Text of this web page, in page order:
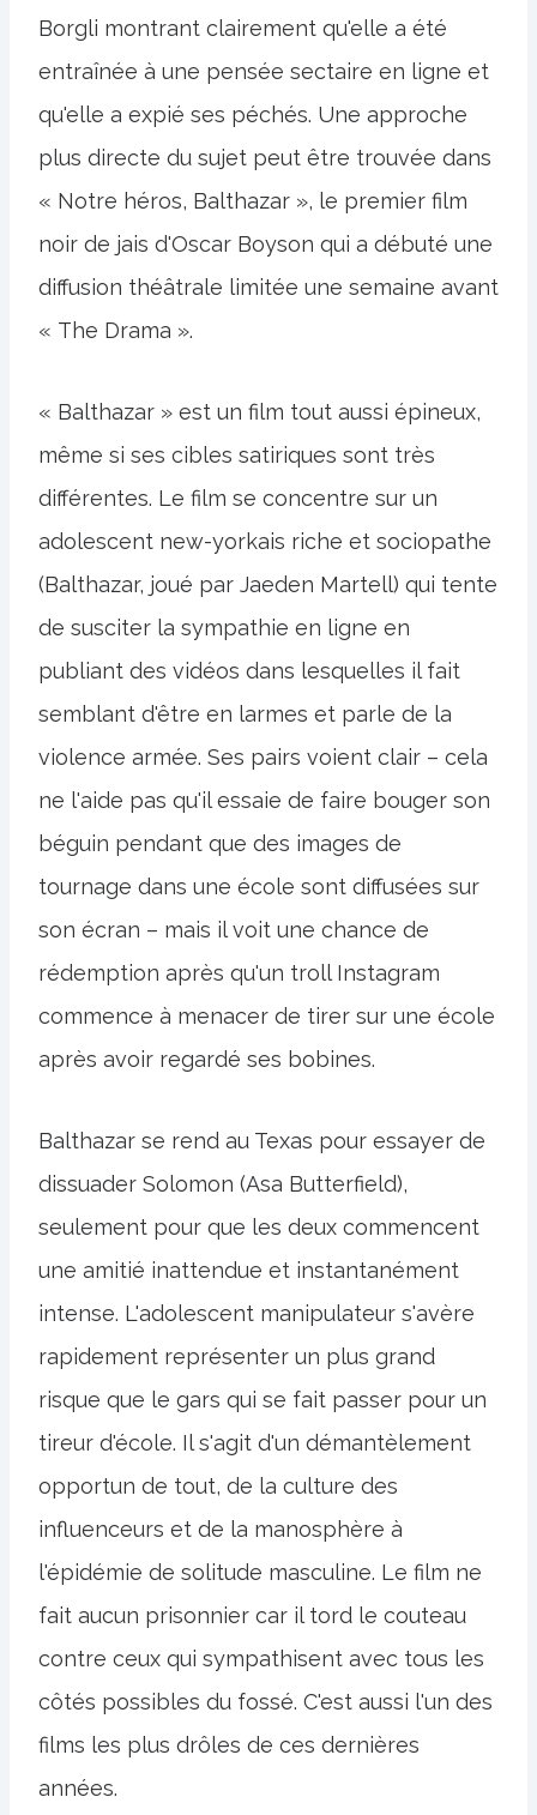
Borgli montrant clairement qu'elle a été
entraînée à une pensée sectaire en ligne et
qu'elle a expié ses péchés. Une approche
plus directe du sujet peut être trouvée dans
« Notre héros, Balthazar », le premier film
noir de jais d'Oscar Boyson qui a débuté une
diffusion théâtrale limitée une semaine avant
« The Drama ».
« Balthazar » est un film tout aussi épineux,
même si ses cibles satiriques sont très
différentes. Le film se concentre sur un
adolescent new-yorkais riche et sociopathe
(Balthazar, joué par Jaeden Martell) qui tente
de susciter la sympathie en ligne en
publiant des vidéos dans lesquelles il fait
semblant d'être en larmes et parle de la
violence armée. Ses pairs voient clair – cela
ne l'aide pas qu'il essaie de faire bouger son
béguin pendant que des images de
tournage dans une école sont diffusées sur
son écran – mais il voit une chance de
rédemption après qu'un troll Instagram
commence à menacer de tirer sur une école
après avoir regardé ses bobines.
Balthazar se rend au Texas pour essayer de
dissuader Solomon (Asa Butterfield),
seulement pour que les deux commencent
une amitié inattendue et instantanément
intense. L'adolescent manipulateur s'avère
rapidement représenter un plus grand
risque que le gars qui se fait passer pour un
tireur d'école. Il s'agit d'un démantèlement
opportun de tout, de la culture des
influenceurs et de la manosphère à
l'épidémie de solitude masculine. Le film ne
fait aucun prisonnier car il tord le couteau
contre ceux qui sympathisent avec tous les
côtés possibles du fossé. C'est aussi l'un des
films les plus drôles de ces dernières
années.